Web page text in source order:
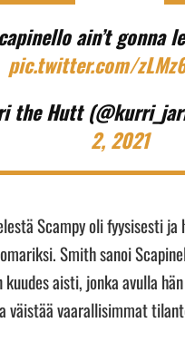
ain’t gonna
pic.twitter.com/
the Hutt
2, 2021
Scampy oli fyysisesti ja
Smith sanoi
kuudes aisti, jonka avulla
väistää vaarallisimmat